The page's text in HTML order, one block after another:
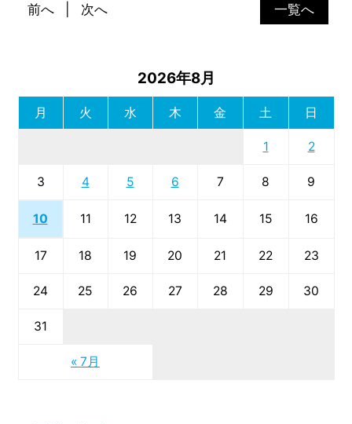
一覧へ
前へ 次へ
2026年8月
月 火 水 木 金 土 日
« 7月
1 2
3 4 5 6 7 8 9
10 11 12 13 14 15 16
17 18 19 20 21 22 23
24 25 26 27 28 29 30
31